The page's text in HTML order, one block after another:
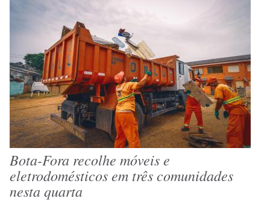
Bota-Fora recolhe móveis e
eletrodomésticos em três comunidades
nesta quarta